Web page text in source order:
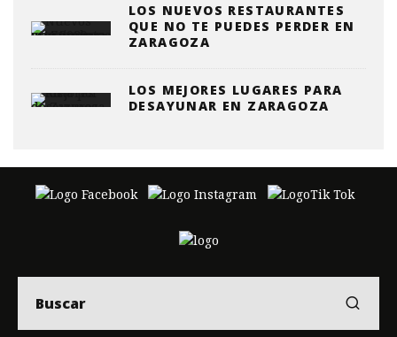
LOS NUEVOS RESTAURANTES
QUE NO TE PUEDES PERDER EN
ZARAGOZA
LOS MEJORES LUGARES PARA
DESAYUNAR EN ZARAGOZA